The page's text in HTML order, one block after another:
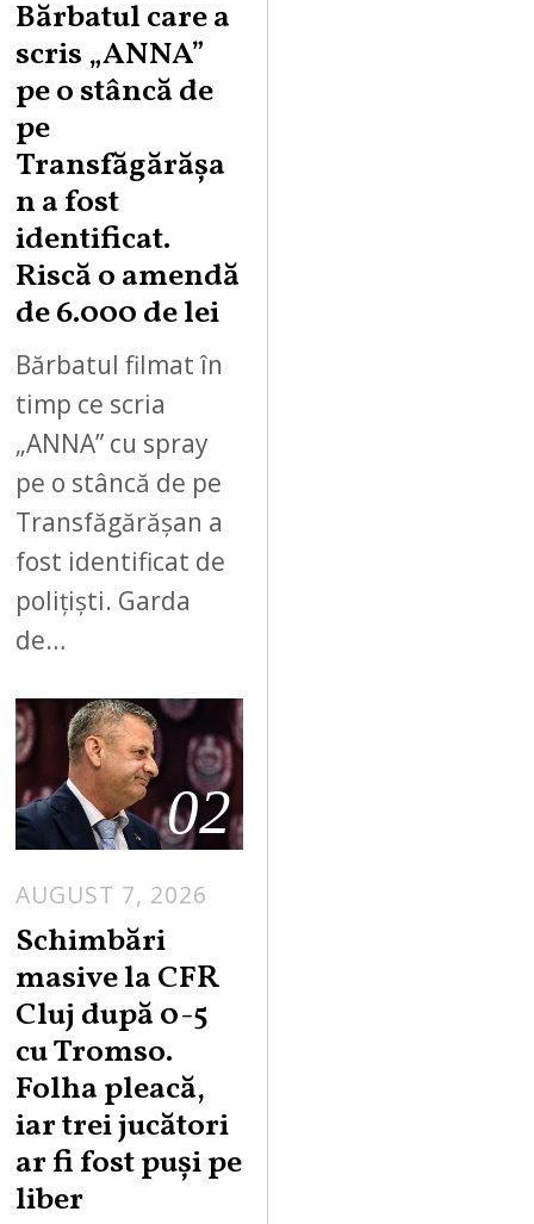
Bărbatul care a
scris „ANNA”
pe o stâncă de
pe
Transfăgărășa
n a fost
identificat.
Riscă o amendă
de 6.000 de lei
Bărbatul filmat în
timp ce scria
„ANNA” cu spray
pe o stâncă de pe
Transfăgărășan a
fost identificat de
polițiști. Garda
de…
02
AUGUST 7, 2026
Schimbări
masive la CFR
Cluj după 0-5
cu Tromso.
Folha pleacă,
iar trei jucători
ar fi fost puși pe
liber